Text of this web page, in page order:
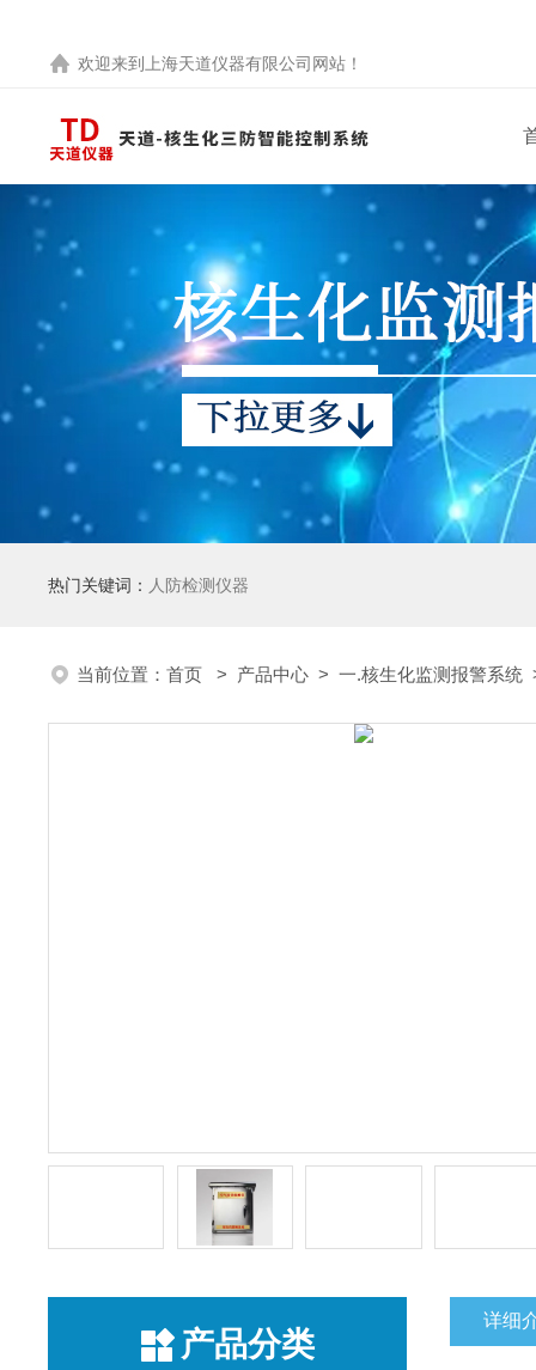
欢迎来到 上海天道仪器有限公司 网站！
热门关键词： 人防检测仪器
当前位置： 首页 > 产品中心 > 一.核生化监测报警系统
产品分类
详细